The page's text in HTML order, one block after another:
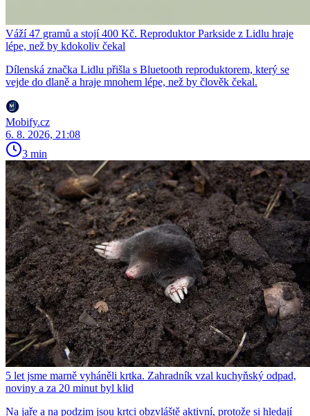
Váží 47 gramů a stojí 400 Kč. Reproduktor Parkside z Lidlu hraje
lépe, než by kdokoliv čekal
Dílenská značka Lidlu přišla s Bluetooth reproduktorem, který se
vejde do dlaně a hraje mnohem lépe, než by člověk čekal.
Mobify.cz
6. 8. 2026, 21:08
3 min
5 let jsme marně vyháněli krtka. Zahradník vzal kuchyňský odpad,
noviny a za 20 minut byl klid
Na jaře a na podzim jsou krtci obzvláště aktivní, protože si hledají